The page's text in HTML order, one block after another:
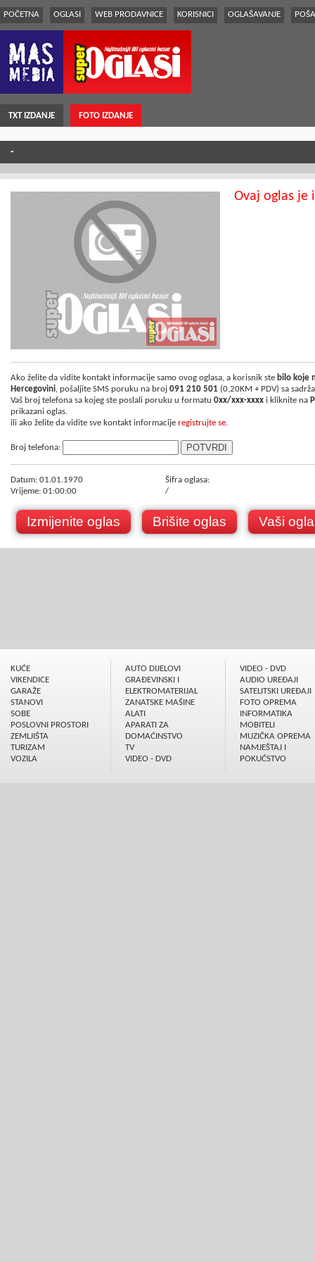
POČETNA OGLASI WEB PRODAVNICE KORISNICI OGLAŠAVANJE
TXT IZDANJE FOTO IZDANJE
-
Ovaj oglas je
Ako želite da vidite kontakt informacije samo ovog oglasa, a korisnik ste bilo koje
Hercegovini, pošaljite SMS poruku na broj 091 210 501 (0,20KM + PDV) sa
Vaš broj telefona sa kojeg ste poslali poruku u formatu 0xx/xxx-xxxx i kliknite na
prikazani oglas.
ili ako želite da vidite sve kontakt informacije registrujte se.
Broj telefona:
Datum: 01.01.1970
Vrijeme: 01:00:00
Šifra oglasa:
/
Izmijenite oglas Brišite oglas Vaši
KUĆE
VIKENDICE
GARAŽE
STANOVI
SOBE
POSLOVNI PROSTORI
ZEMLJIŠTA
TURIZAM
VOZILA
AUTO DIJELOVI
GRAÐEVINSKI I
ELEKTROMATERIJAL
ZANATSKE MAŠINE
ALATI
APARATI ZA
DOMAĆINSTVO
TV
VIDEO - DVD
VIDEO - DVD
AUDIO UREÐAJI
SATELITSKI UREÐAJI
FOTO OPREMA
INFORMATIKA
MOBITELI
MUZIČKA OPREMA
NAMJEŠTAJ I
POKUĆSTVO